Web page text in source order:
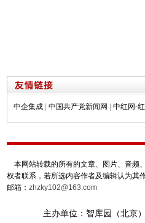
中企集成 中国共产党新闻网 中红网-
本网站转载的所有的文章、图片、音频
权者联系，若所选内容作者及编辑认为其
邮箱： zhzky102@163.com
主办单位：智库园（北京